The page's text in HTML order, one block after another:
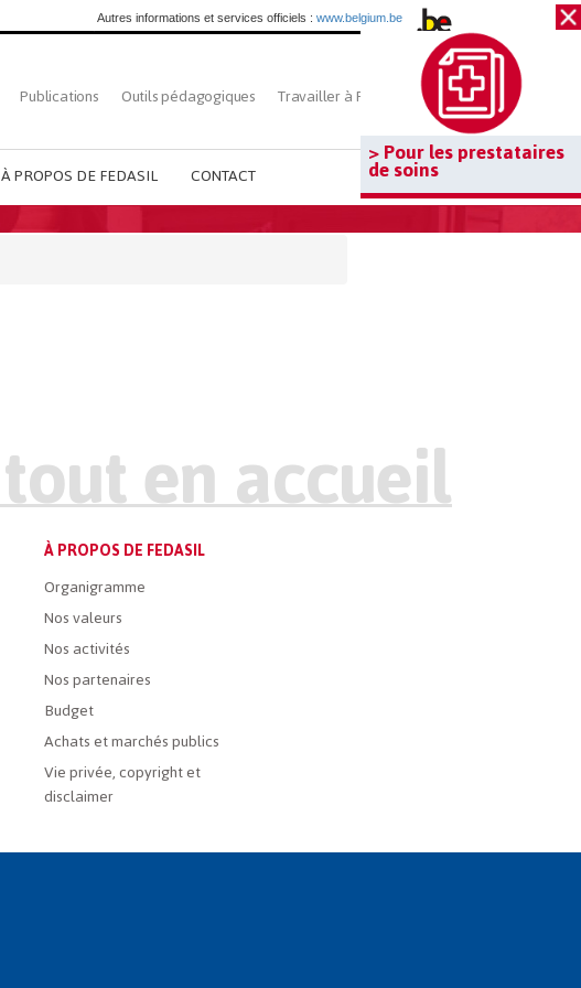
> Pour les prestataires
de soins
Autres informations et services officiels : www.belgium.be
Publications Outils pédagogiques Travailler à Fedasil Rechercher
À PROPOS DE FEDASIL CONTACT
À PROPOS DE FEDASIL
Organigramme
Nos valeurs
Nos activités
Nos partenaires
Budget
Achats et marchés publics
Vie privée, copyright et
disclaimer